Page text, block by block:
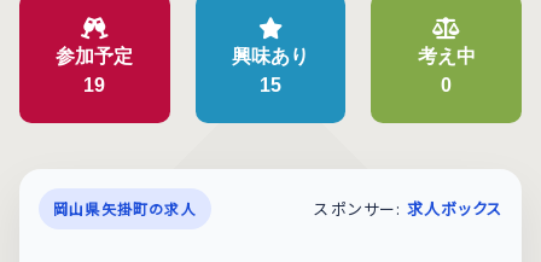
参加予定
19
興味あり
15
考え中
0
岡山県矢掛町の求人 スポンサー: 求人ボックス